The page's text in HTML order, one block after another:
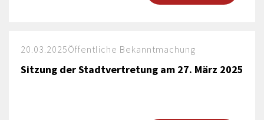
20.03.2025Öffentliche Bekanntmachung
Sitzung der Stadtvertretung am 27. März 2025